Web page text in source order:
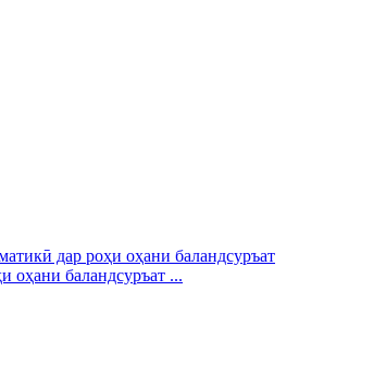
оҳани баландсуръат ...